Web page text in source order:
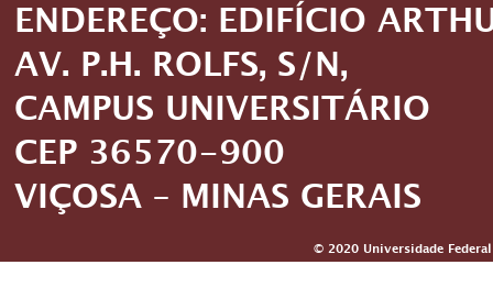
ENDEREÇO: EDIFÍCIO
AV. P.H. ROLFS, S/N,
CAMPUS UNIVERSITÁRIO
CEP 36570-900
VIÇOSA – MINAS GERAIS
© 2020 Universidade